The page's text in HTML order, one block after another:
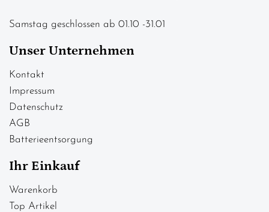
Samstag geschlossen ab 01.10 -31.01
Unser Unternehmen
Kontakt
Impressum
Datenschutz
AGB
Batterieentsorgung
Ihr Einkauf
Warenkorb
Top Artikel